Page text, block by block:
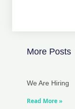
More Posts
We Are Hiring
Read More »